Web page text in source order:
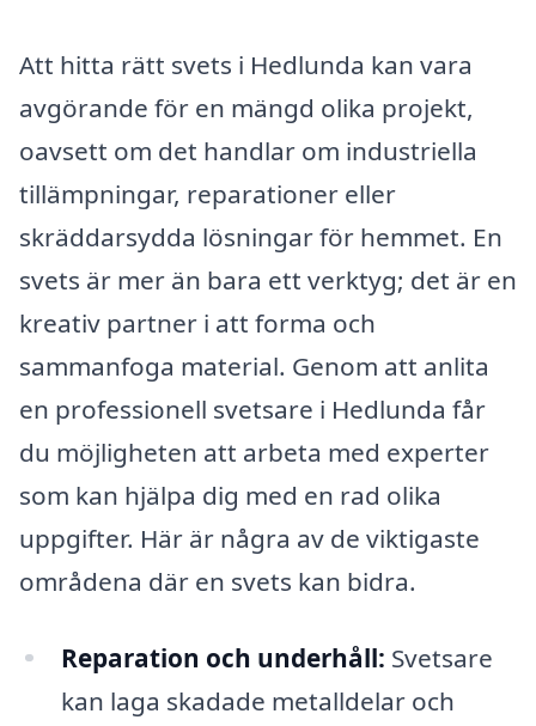
Att hitta rätt svets i Hedlunda kan vara
avgörande för en mängd olika projekt,
oavsett om det handlar om industriella
tillämpningar, reparationer eller
skräddarsydda lösningar för hemmet. En
svets är mer än bara ett verktyg; det är en
kreativ partner i att forma och
sammanfoga material. Genom att anlita
en professionell svetsare i Hedlunda får
du möjligheten att arbeta med experter
som kan hjälpa dig med en rad olika
uppgifter. Här är några av de viktigaste
områdena där en svets kan bidra.
Reparation och underhåll: Svetsare
kan laga skadade metalldelar och